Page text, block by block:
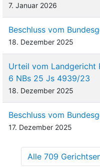
7. Januar 2026
Beschluss vom
18. Dezember 2025
Urteil vom Landgericht
6 NBs 25 Js 4939/23
18. Dezember 2025
Beschluss vom
17. Dezember 2025
Alle 709